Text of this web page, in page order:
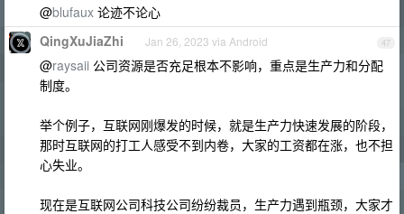
@blufaux 论迹不论心
47
QingXuJiaZhi Jan 26, 2023 via Android
@raysaii 公司资源是否充足根本不影响，重点是生产力和分配
制度。
举个例子，互联网刚爆发的时候，就是生产力快速发展的阶段，
那时互联网的打工人感受不到内卷，大家的工资都在涨，也不担
心失业。
现在是互联网公司科技公司纷纷裁员，生产力遇到瓶颈，大家才